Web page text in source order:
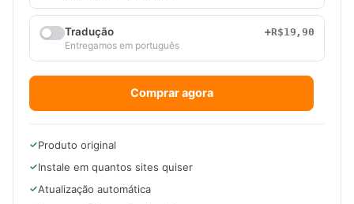
Tradução
+R$19,90
Entregamos em português
Comprar agora
Produto original
Instale em quantos sites quiser
Atualização automática